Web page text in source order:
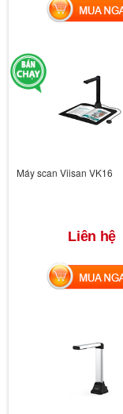
MUA NGAY
Máy scan Viisan VK16
Liên hệ
MUA NGAY